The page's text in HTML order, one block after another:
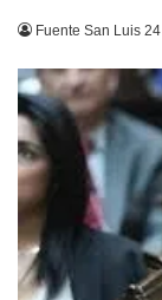
Fuente San Luis 24